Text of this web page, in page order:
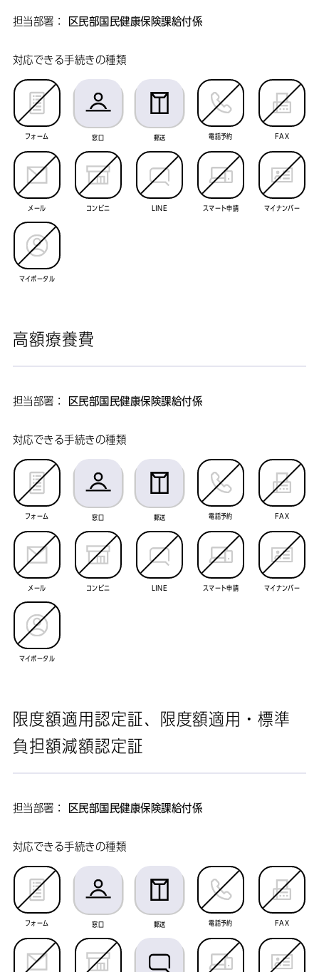
担当部署： 区民部国民健康保険課給付係
対応できる手続きの種類
フォーム 窓口 郵送 電話予約 FAX
メール コンビニ LINE スマート申請 マイナンバー
マイポータル
高額療養費
担当部署： 区民部国民健康保険課給付係
対応できる手続きの種類
フォーム 窓口 郵送 電話予約 FAX
メール コンビニ LINE スマート申請 マイナンバー
マイポータル
限度額適用認定証、限度額適用・標準
負担額減額認定証
担当部署： 区民部国民健康保険課給付係
対応できる手続きの種類
フォーム 窓口 郵送 電話予約 FAX